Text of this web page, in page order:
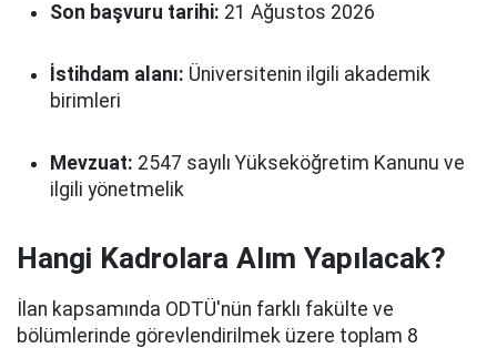
Son başvuru tarihi: 21 Ağustos 2026
İstihdam alanı: Üniversitenin ilgili akademik
birimleri
Mevzuat: 2547 sayılı Yükseköğretim Kanunu ve
ilgili yönetmelik
Hangi Kadrolara Alım Yapılacak?
İlan kapsamında ODTÜ'nün farklı fakülte ve
bölümlerinde görevlendirilmek üzere toplam 8